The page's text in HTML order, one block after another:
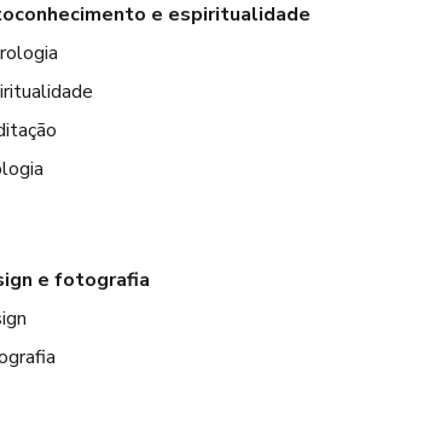
e espiritualidade
e fotografia